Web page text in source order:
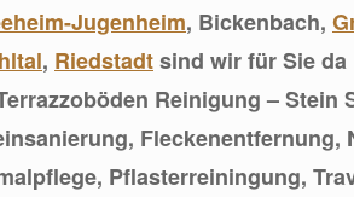
Jugenheim, Bickenbach,
, Riedstadtsind wir für Sie da
Reinigung – Stein
Fleckenentfernung,
Pflasterreiningung,